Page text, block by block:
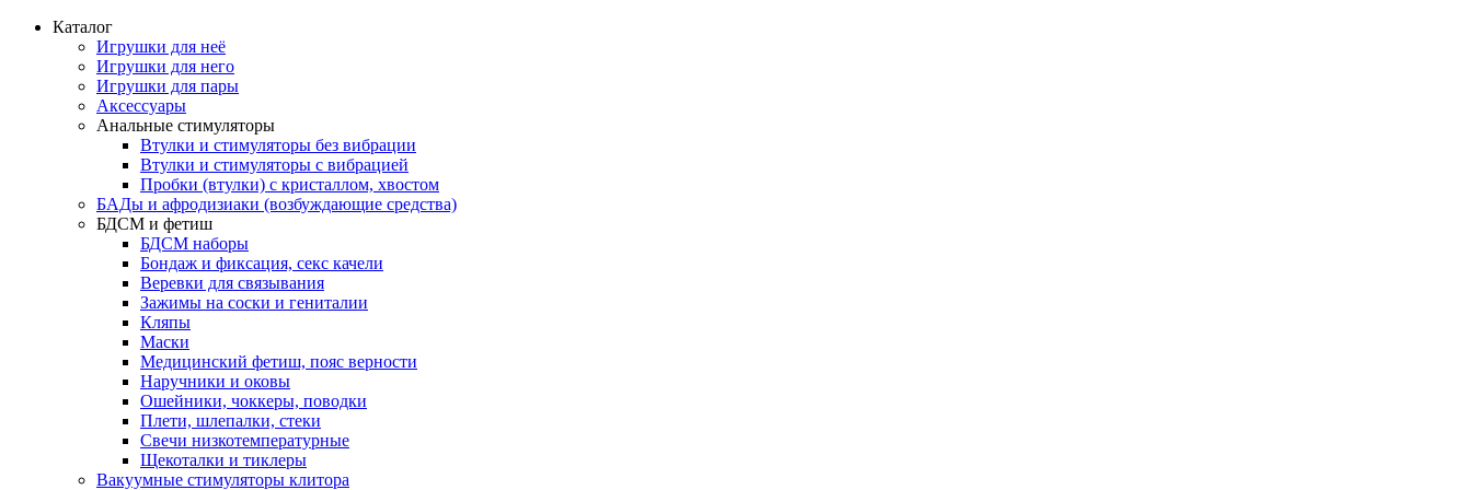
Каталог
Игрушки для неё
Игрушки для него
Игрушки для пары
Аксессуары
Анальные стимуляторы
Втулки и стимуляторы без вибрации
Втулки и стимуляторы с вибрацией
Пробки (втулки) с кристаллом, хвостом
БАДы и афродизиаки (возбуждающие средства)
БДСМ и фетиш
БДСМ наборы
Бондаж и фиксация, секс качели
Веревки для связывания
Зажимы на соски и гениталии
Кляпы
Маски
Медицинский фетиш, пояс верности
Наручники и оковы
Ошейники, чоккеры, поводки
Плети, шлепалки, стеки
Свечи низкотемпературные
Щекоталки и тиклеры
Вакуумные стимуляторы клитора